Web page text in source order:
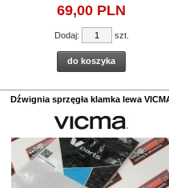
69,00 PLN
Dodaj: szt.
do koszyka
Dźwignia sprzęgła klamka lewa